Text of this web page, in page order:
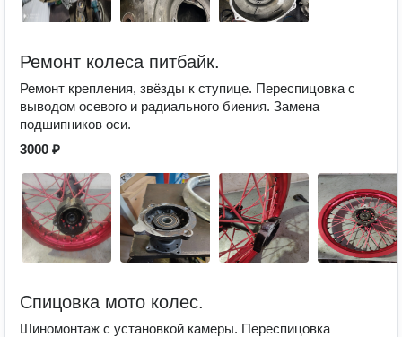
Ремонт колеса питбайк.
Ремонт крепления, звёзды к ступице. Переспицовка с
выводом осевого и радиального биения. Замена
подшипников оси.
3000 ₽
Спицовка мото колес.
Шиномонтаж с установкой камеры. Переспицовка